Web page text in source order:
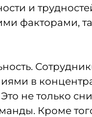
и
факторами,
в
не только
Кроме